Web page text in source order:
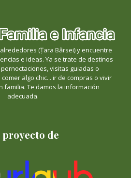
(Țara Bârsei) y encuentre
e ideas. Ya se trate de destinos
visitas guiadas o
algo chic... ir de compras o vivir
familia. Te damos la información
adecuada.
proyecto de